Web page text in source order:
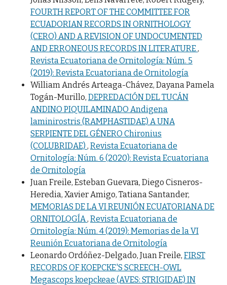
FOURTH REPORT OF THE COMMITTEE FOR
ECUADORIAN RECORDS IN ORNITHOLOGY
(CERO) AND A REVISION OF UNDOCUMENTED
AND ERRONEOUS RECORDS IN LITERATURE,
Revista Ecuatoriana de Ornitología: Núm. 5
(2019): Revista Ecuatoriana de Ornitología
William Andrés Arteaga-Chávez, Dayana Pamela
Togán-Murillo, DEPREDACIÓN DEL TUCÁN
ANDINO PIQUILAMINADO Andigena
laminirostris (RAMPHASTIDAE) A UNA
SERPIENTE DEL GÉNERO Chironius
(COLUBRIDAE) , Revista Ecuatoriana de
Ornitología: Núm. 6 (2020): Revista Ecuatoriana
de Ornitología
Juan Freile, Esteban Guevara, Diego Cisneros-
Heredia, Xavier Amigo, Tatiana Santander,
MEMORIAS DE LA VI REUNIÓN ECUATORIANA DE
ORNITOLOGÍA, Revista Ecuatoriana de
Ornitología: Núm. 4 (2019): Memorias de la VI
Reunión Ecuatoriana de Ornitología
Leonardo Ordóñez-Delgado, Juan Freile, FIRST
RECORDS OF KOEPCKE'S SCREECH-OWL
Megascops koepckeae (AVES: STRIGIDAE) IN